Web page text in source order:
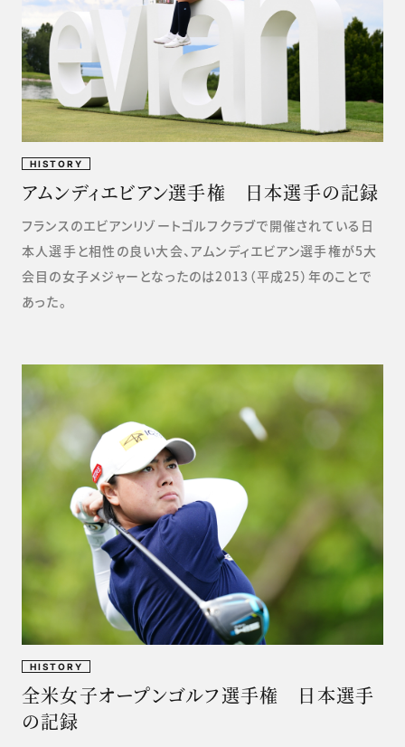
HISTORY
アムンディエビアン選手権 日本選手の記録
フランスのエビアンリゾートゴルフクラブで開催されている日
本人選手と相性の良い大会、アムンディエビアン選手権が5大
会目の女子メジャーとなったのは2013（平成25）年のことで
あった。
HISTORY
全米女子オープンゴルフ選手権 日本選手
の記録